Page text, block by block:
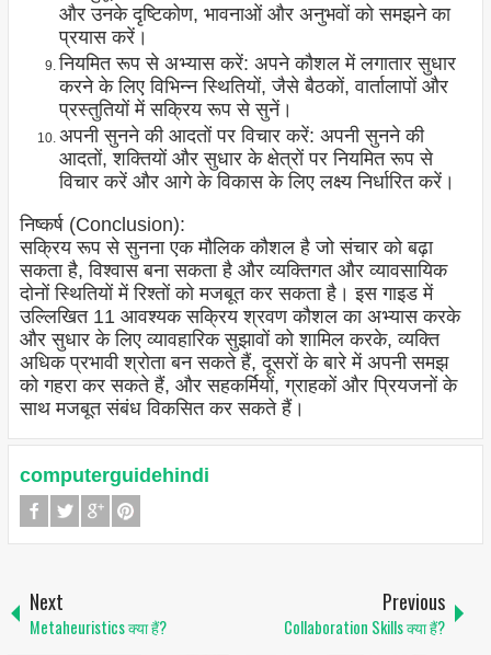
और उनके दृष्टिकोण, भावनाओं और अनुभवों को समझने का
प्रयास करें।
नियमित रूप से अभ्यास करें: अपने कौशल में लगातार सुधार
करने के लिए विभिन्न स्थितियों, जैसे बैठकों, वार्तालापों और
प्रस्तुतियों में सक्रिय रूप से सुनें।
अपनी सुनने की आदतों पर विचार करें: अपनी सुनने की
आदतों, शक्तियों और सुधार के क्षेत्रों पर नियमित रूप से
विचार करें और आगे के विकास के लिए लक्ष्य निर्धारित करें।
निष्कर्ष (Conclusion):
सक्रिय रूप से सुनना एक मौलिक कौशल है जो संचार को बढ़ा
सकता है, विश्वास बना सकता है और व्यक्तिगत और व्यावसायिक
दोनों स्थितियों में रिश्तों को मजबूत कर सकता है। इस गाइड में
उल्लिखित 11 आवश्यक सक्रिय श्रवण कौशल का अभ्यास करके
और सुधार के लिए व्यावहारिक सुझावों को शामिल करके, व्यक्ति
अधिक प्रभावी श्रोता बन सकते हैं, दूसरों के बारे में अपनी समझ
को गहरा कर सकते हैं, और सहकर्मियों, ग्राहकों और प्रियजनों के
साथ मजबूत संबंध विकसित कर सकते हैं।
computerguidehindi
Next
Metaheuristics क्या हैं?
Previous
Collaboration Skills क्या हैं?